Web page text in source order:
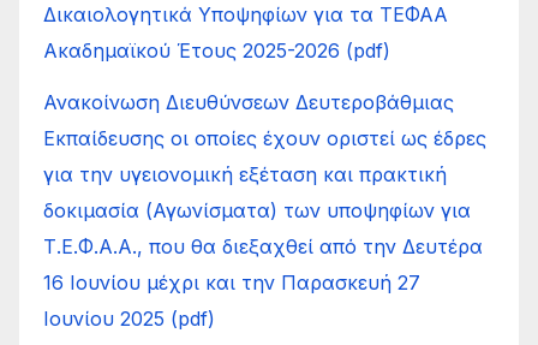
Δικαιολογητικά Υποψηφίων για τα ΤΕΦΑΑ
Ακαδημαϊκού Έτους 2025-2026 (pdf)
Ανακοίνωση Διευθύνσεων Δευτεροβάθμιας
Εκπαίδευσης οι οποίες έχουν οριστεί ως έδρες
για την υγειονομική εξέταση και πρακτική
δοκιμασία (Αγωνίσματα) των υποψηφίων για
Τ.Ε.Φ.Α.Α., που θα διεξαχθεί από την Δευτέρα
16 Ιουνίου μέχρι και την Παρασκευή 27
Ιουνίου 2025 (pdf)